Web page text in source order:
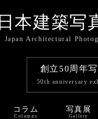
日本建築写
Japan Architectural
創立50周年
50th anniversary
コラム
Columns
写真展
Gallery